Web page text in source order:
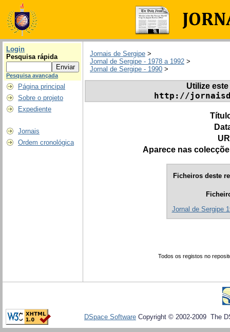
Login
Pesquisa rápida
Pesquisa avançada
Página principal
Sobre o projeto
Expediente
Jornais
Ordem cronológica
Jornais de Sergipe >
Jornal de Sergipe - 1978 a 1992 >
Jornal de Sergipe - 1990 >
Utilize
http://
Aparece nas
Ficheiros deste
Jornal de Sergipe
Todos os registos no
DSpace Software Copyright © 2002-2009 The